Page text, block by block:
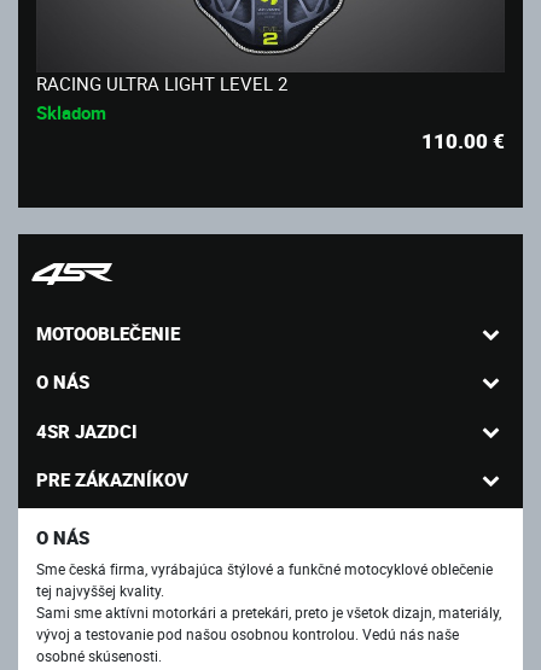
RACING ULTRA LIGHT LEVEL 2
Skladom
110.00€
MOTOOBLEČENIE
O NÁS
4SR JAZDCI
PRE ZÁKAZNÍKOV
O NÁS
Sme česká firma, vyrábajúca štýlové a funkčné motocyklové oblečenie
tej najvyššej kvality.
Sami sme aktívni motorkári a pretekári, preto je všetok dizajn, materiály,
vývoj a testovanie pod našou osobnou kontrolou. Vedú nás naše
osobné skúsenosti.